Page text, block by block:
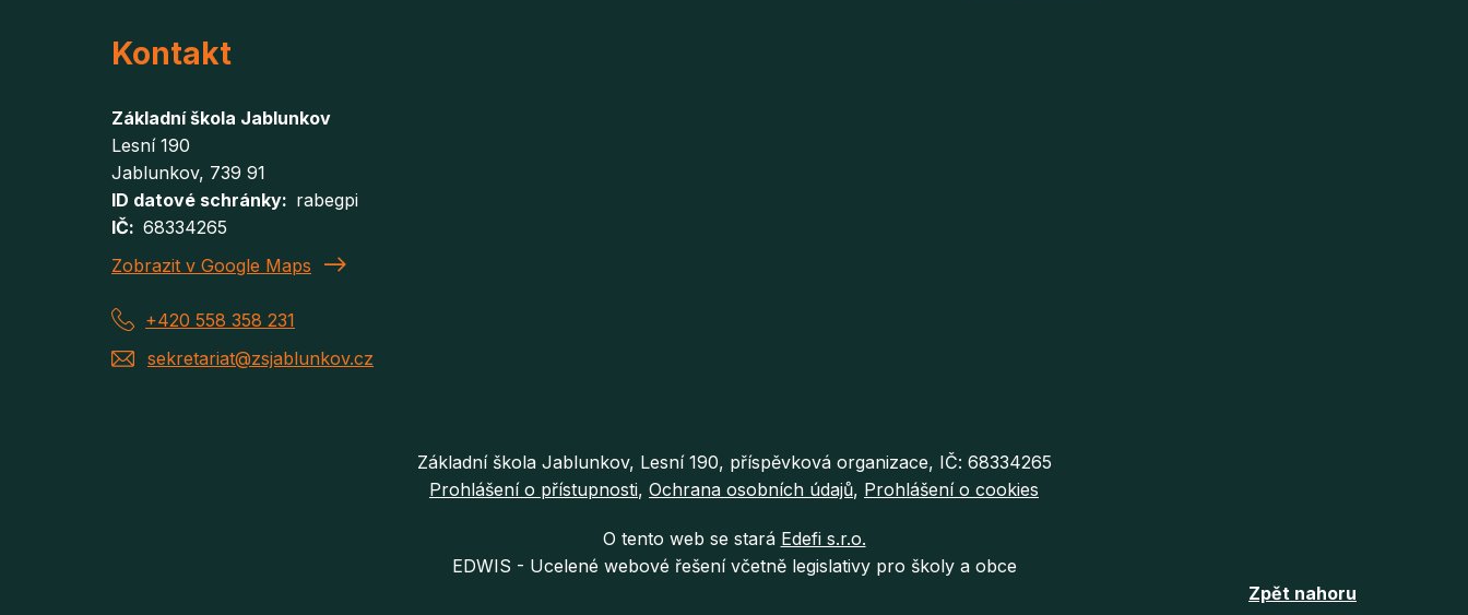
Kontakt
Základní škola Jablunkov
Lesní 190
Jablunkov, 739 91
ID datové schránky
rabegpi
IČ
68334265
Zobrazit v Google Maps
+420 558 358 231
sekretariat@zsjablunkov.cz
Základní škola Jablunkov, Lesní 190, příspěvková organizace, IČ: 68334265
Prohlášení o přístupnosti Ochrana osobních údajů Prohlášení o cookies
O tento web se stará Edefi s.r.o.
EDWIS - Ucelené webové řešení včetně legislativy pro školy a obce
Zpět nahoru